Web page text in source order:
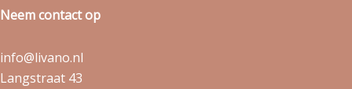
Neem contact op
info@livano.nl
Langstraat 43